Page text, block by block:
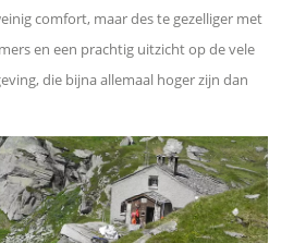
comfort, maar des te gezelliger met
en een prachtig uitzicht op de vele
die bijna allemaal hoger zijn dan